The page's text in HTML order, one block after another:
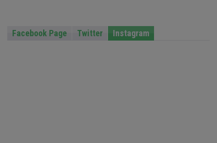
Facebook Page Twitter Instagram